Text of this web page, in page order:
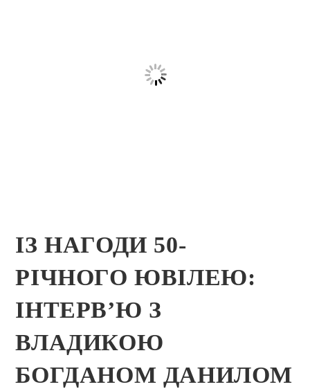
ІЗ НАГОДИ 50-
РІЧНОГО ЮВІЛЕЮ:
ІНТЕРВ’Ю З
ВЛАДИКОЮ
БОГДАНОМ ДАНИЛОМ